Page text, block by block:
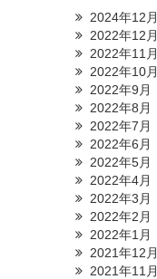
2024年12月
2022年12月
2022年11月
2022年10月
2022年9月
2022年8月
2022年7月
2022年6月
2022年5月
2022年4月
2022年3月
2022年2月
2022年1月
2021年12月
2021年11月